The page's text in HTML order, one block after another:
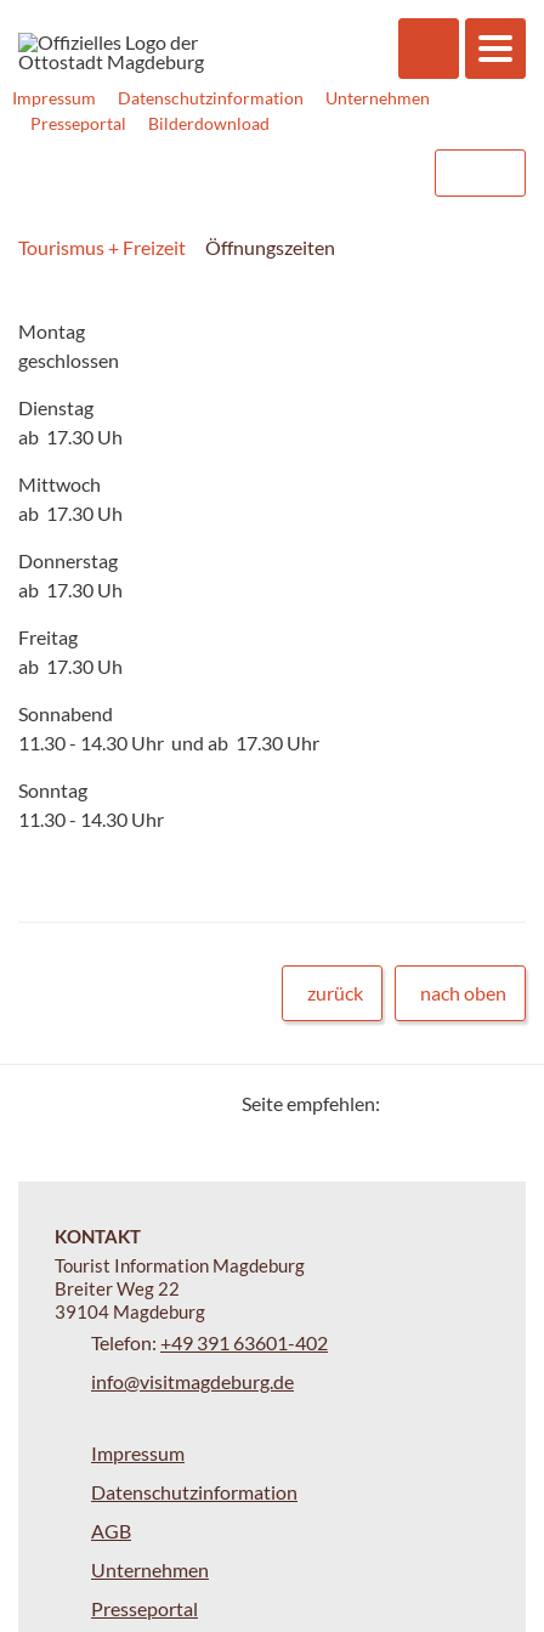
Impressum Datenschutzinformation
Unternehmen
Presseportal
Bilderdownload
Tourismus + Freizeit Öffnungszeiten
Montag
geschlossen
Dienstag
ab 17.30 Uh
Mittwoch
ab 17.30 Uh
Donnerstag
ab 17.30 Uh
Freitag
ab 17.30 Uh
Sonnabend
11.30 - 14.30 Uhr und ab 17.30 Uhr
Sonntag
11.30 - 14.30 Uhr
zurück nach oben
Seite empfehlen:
KONTAKT
Tourist Information Magdeburg
Breiter Weg 22
39104 Magdeburg
Telefon: +49 391 63601-402
info@visitmagdeburg.de
Impressum
Datenschutzinformation
AGB
Unternehmen
Presseportal